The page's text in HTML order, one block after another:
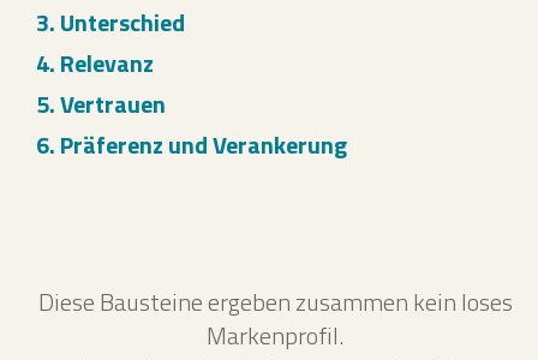
3. Unterschied
4. Relevanz
5. Vertrauen
6. Präferenz und Verankerung
Diese Bausteine ergeben zusammen kein loses
Markenprofil.